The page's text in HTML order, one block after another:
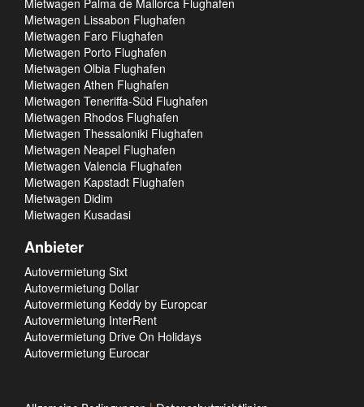
Mietwagen Palma de Mallorca Flughafen
Mietwagen Lissabon Flughafen
Mietwagen Faro Flughafen
Mietwagen Porto Flughafen
Mietwagen Olbia Flughafen
Mietwagen Athen Flughafen
Mietwagen Teneriffa-Süd Flughafen
Mietwagen Rhodos Flughafen
Mietwagen Thessaloniki Flughafen
Mietwagen Neapel Flughafen
Mietwagen Valencia Flughafen
Mietwagen Kapstadt Flughafen
Mietwagen Didim
Mietwagen Kusadasi
Anbieter
Autovermietung Sixt
Autovermietung Dollar
Autovermietung Keddy by Europcar
Autovermietung InterRent
Autovermietung Drive On Holidays
Autovermietung Eurocar